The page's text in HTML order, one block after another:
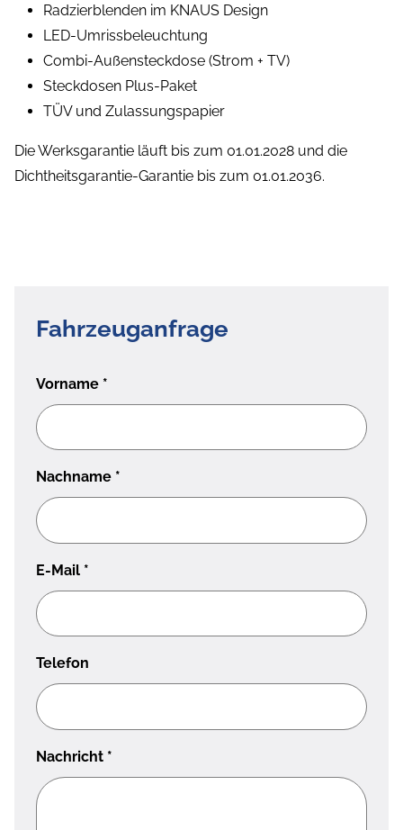
Radzierblenden im KNAUS Design
LED-Umrissbeleuchtung
Combi-Außensteckdose (Strom + TV)
Steckdosen Plus-Paket
TÜV und Zulassungspapier
Die Werksgarantie läuft bis zum 01.01.2028 und die
Dichtheitsgarantie-Garantie bis zum 01.01.2036.
Fahrzeuganfrage
Vorname *
Nachname *
E-Mail *
Telefon
Nachricht *